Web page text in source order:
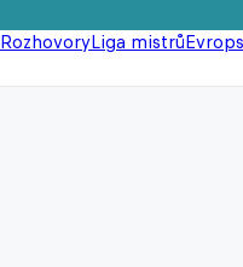
RozhovoryLiga mistrů